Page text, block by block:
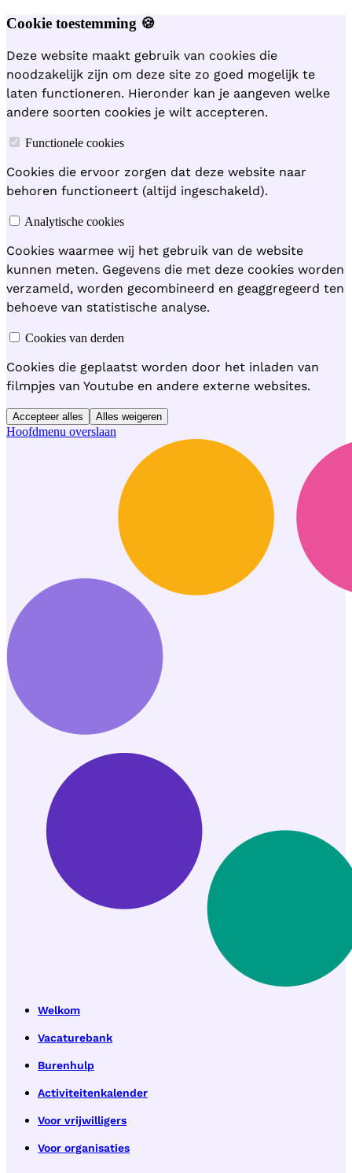
Cookie toestemming 🍪
Deze website maakt gebruik van cookies die
noodzakelijk zijn om deze site zo goed mogelijk te
laten functioneren. Hieronder kan je aangeven welke
andere soorten cookies je wilt accepteren.
Functionele cookies
Cookies die ervoor zorgen dat deze website naar
behoren functioneert (altijd ingeschakeld).
Analytische cookies
Cookies waarmee wij het gebruik van de website
kunnen meten. Gegevens die met deze cookies worden
verzameld, worden gecombineerd en geaggregeerd ten
behoeve van statistische analyse.
Cookies van derden
Cookies die geplaatst worden door het inladen van
filmpjes van Youtube en andere externe websites.
Accepteer alles Alles weigeren
Hoofdmenu overslaan
Welkom
Vacaturebank
Burenhulp
Activiteitenkalender
Voor vrijwilligers
Voor organisaties